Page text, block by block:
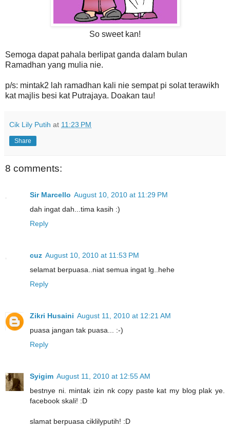
So sweet kan!
Semoga dapat pahala berlipat ganda dalam bulan
Ramadhan yang mulia nie.
p/s: mintak2 lah ramadhan kali nie sempat pi solat terawikh
kat majlis besi kat Putrajaya. Doakan tau!
Cik Lily Putih at 11:23 PM
Share
8 comments:
Sir Marcello August 10, 2010 at 11:29 PM
dah ingat dah...tima kasih :)
Reply
cuz August 10, 2010 at 11:53 PM
selamat berpuasa..niat semua ingat lg..hehe
Reply
Zikri Husaini August 11, 2010 at 12:21 AM
puasa jangan tak puasa... :-)
Reply
Syigim August 11, 2010 at 12:55 AM
bestnye ni. mintak izin nk copy paste kat my blog plak ye.
facebook skali! :D
slamat berpuasa ciklilyputih! :D